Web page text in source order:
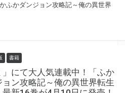
ふかダンジョン攻略記～俺の異世界
書籍
」にて大人気連載中！「ふか
ン攻略記～俺の異世界転生